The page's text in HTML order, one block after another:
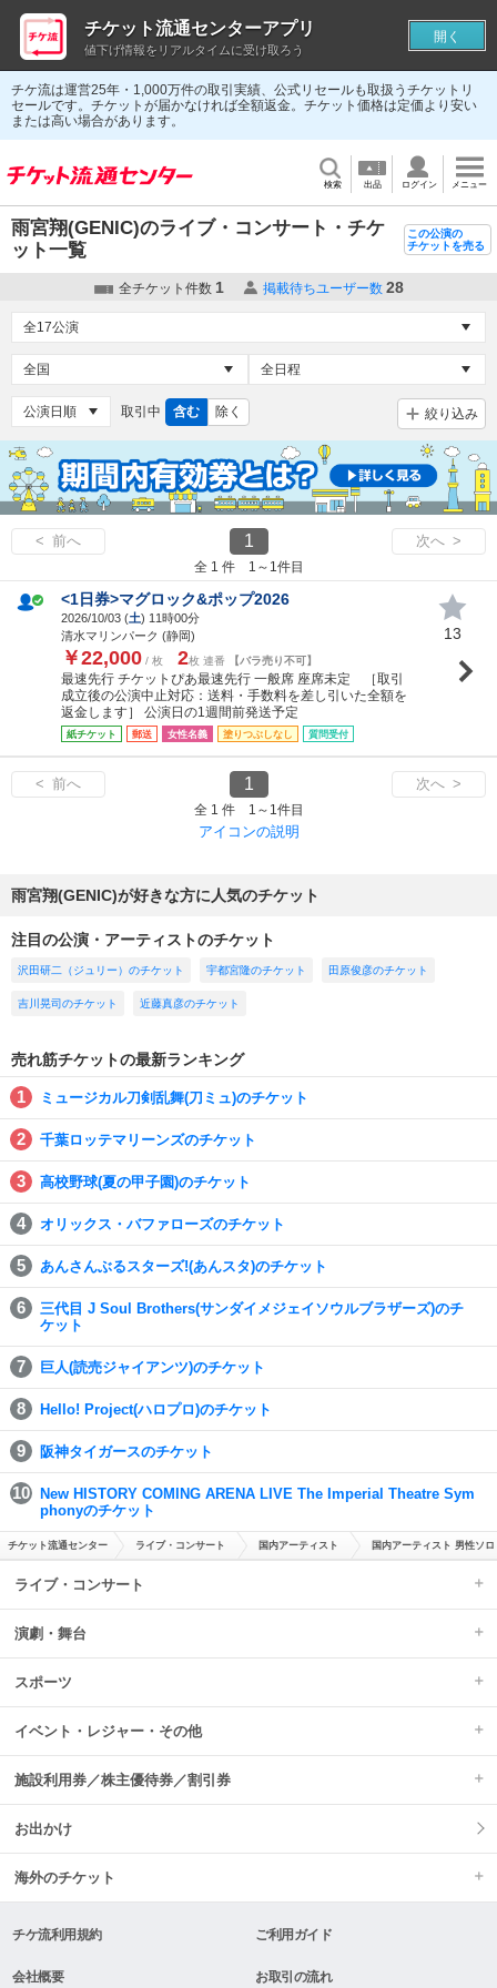
チケ流は運営25年・1,000万件の取引実績、公式リセールも取扱うチケットリ
セールです。チケットが届かなければ全額返金。チケット価格は定価より安い
または高い場合があります。
検索 出品 ログイン メニュー
雨宮翔(GENIC)のライブ・コンサート・チケ
ット一覧
この公演の
チケットを売る
全チケット件数 1 掲載待ちユーザー数 28
取引中 含む 除く 絞り込み
< 前へ 1 次へ >
全 1 件 1～1件目
<1日券>マグロック&ポップ2026
2026/10/03 (土) 11時00分
清水マリンパーク (静岡)
￥22,000 / 枚 2枚 連番 【バラ売り不可】
最速先行 チケットぴあ最速先行 一般席 座席未定 ［取引
成立後の公演中止対応：送料・手数料を差し引いた全額を
返金します］ 公演日の1週間前発送予定
紙チケット 郵送 女性名義 塗りつぶしなし 質問受付
13
< 前へ 1 次へ >
全 1 件 1～1件目
アイコンの説明
雨宮翔(GENIC)が好きな方に人気のチケット
注目の公演・アーティストのチケット
沢田研二（ジュリー）のチケット 宇都宮隆のチケット 田原俊彦のチケット
吉川晃司のチケット 近藤真彦のチケット
売れ筋チケットの最新ランキング
ミュージカル刀剣乱舞(刀ミュ)のチケット
千葉ロッテマリーンズのチケット
高校野球(夏の甲子園)のチケット
オリックス・バファローズのチケット
あんさんぶるスターズ!(あんスタ)のチケット
三代目 J Soul Brothers(サンダイメジェイソウルブラザーズ)のチ
ケット
巨人(読売ジャイアンツ)のチケット
Hello! Project(ハロプロ)のチケット
阪神タイガースのチケット
New HISTORY COMING ARENA LIVE The Imperial Theatre Sym
phonyのチケット
チケット流通センター ライブ・コンサート 国内アーティスト 国内アーティスト 男性ソロ
ライブ・コンサート
演劇・舞台
スポーツ
イベント・レジャー・その他
施設利用券／株主優待券／割引券
お出かけ
海外のチケット
チケ流利用規約 ご利用ガイド
会社概要 お取引の流れ
チケット流通センターアプリ
値下げ情報をリアルタイムに受け取ろう
開く